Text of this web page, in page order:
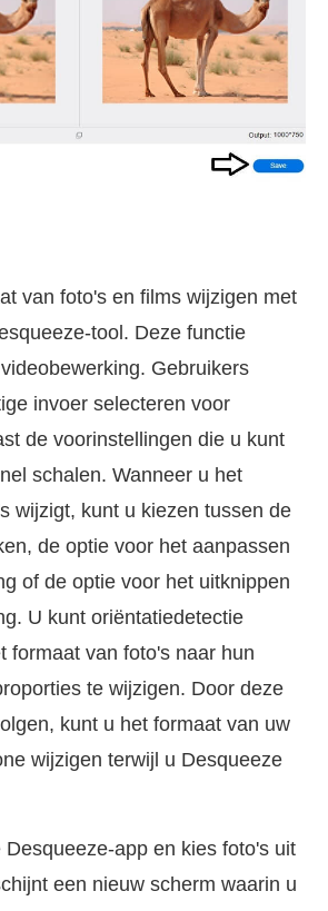
van foto's en films wijzigen met
tool. Deze functie
Gebruikers
invoer selecteren voor
de voorinstellingen die u kunt
schalen. Wanneer u het
wijzigt, kunt u kiezen tussen de
de optie voor het aanpassen
of de optie voor het uitknippen
U kunt oriëntatiedetectie
formaat van foto's naar hun
te wijzigen. Door deze
kunt u het formaat van uw
wijzigen terwijl u Desqueeze
Desqueeze-app en kies foto's uit
een nieuw scherm waarin u